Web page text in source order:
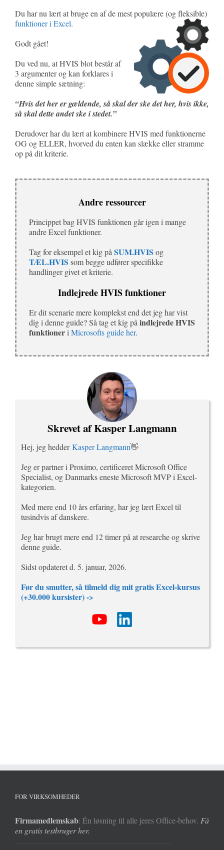
Du har nu lært at bruge en af de mest populære (og fleksible)
funktioner i Excel.
Godt gået!
Du ved nu, at HVIS blot består af
3 argumenter og kan forklares i
denne simple sætning:
“Hvis det her er gældende, så skal der ske det her, hvis ikke,
så skal dette andet ske i stedet.”
Derudover har du lært at kombinere HVIS med funktionerne
OG og ELLER, hvorved du enten kan slække eller stramme
op på dit kriterie.
Andre ressourcer
Princippet bag HVIS funktionen går igen i mange
andre Excel funktioner.
Tag for eksempel et kig på SUM.HVIS og
TÆL.HVIS som begge udfører specifikke
handlinger givet et kriterie.
Indlejrede HVIS funktioner
Er dit scenarie mere komplekst end det jeg har vist
dig i denne guide? Så tag et kig på indlejrede HVIS
funktioneri Microsofts guide her.
Skrevet af Kasper Langmann
Hej, jeg hedderKasper Langmann👋
Jeg er partner i Proximo, certificeret Microsoft Office
Specialist, og Danmarks eneste Microsoft MVP i Excel-
kategorien.
Med mere end 10 års erfaring, har jeg lært Excel til
tusindvis af danskere.
Jeg har brugt mere end 12 timer på at researche og skrive
denne guide.
Sidst opdateret d. 5. januar, 2026.
Før du smutter, så tilmeld dig mit gratis Excel-kursus
(+30.000 kursister) ->
FOR VIRKSOMHEDER
Firmamedlemskab: Én løsning til alle jeres Office-behov. Få
en gratis testbruger her.